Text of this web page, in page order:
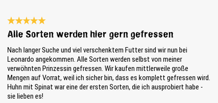
Bewertung mit 5 von 5 Sternen
Alle Sorten werden hier gern gefressen
Nach langer Suche und viel verschenktem Futter sind wir nun bei
Leonardo angekommen. Alle Sorten werden selbst von meiner
verwöhnten Prinzessin gefressen. Wir kaufen mittlerweile große
Mengen auf Vorrat, weil ich sicher bin, dass es komplett gefressen wird.
Huhn mit Spinat war eine der ersten Sorten, die ich ausprobiert habe -
sie lieben es!